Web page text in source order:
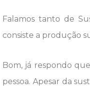
Falamos tanto de
consiste a produção
Bom, já respondo
pessoa. Apesar da